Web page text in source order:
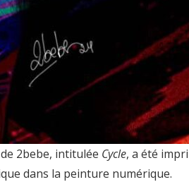
2bebe, intitulée Cycle, a été
dans la peinture numérique.